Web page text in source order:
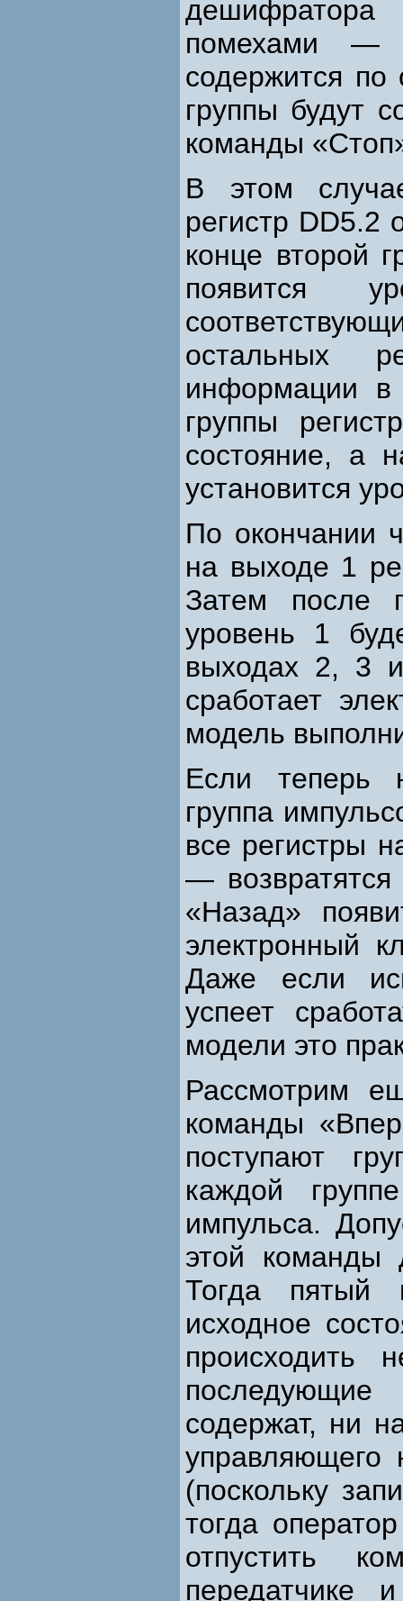
дешифратора
помехами —
содержится по
группы будут
команды
В этом
регистр DD5.2
конце второй
появится
остальных
информации
группы
состояние, а
установится
По окончании
на выходе 1
Затем после
уровень 1
выходах 2, 3
сработает
модель
Если теперь
группа
все регистры
—
«Назад»
электронный
Даже если
успеет
модели это
Рассмотрим
команды
поступают
каждой
импульса.
этой команды
Тогда пятый
исходное
происходить
содержат, ни
управляющего
(поскольку
тогда
отпустить